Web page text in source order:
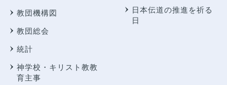
教団機構図
教団総会
統計
神学校・キリスト教教
育主事
日本伝道の推進を祈る
日